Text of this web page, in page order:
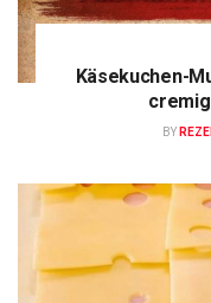
Käsekuchen-
BY